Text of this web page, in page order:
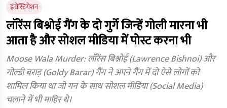
इंवेस्टिगेशन
लॉरेंस बिश्नोई गैंग के दो गुर्गे जिन्हें गोली मारना भी
आता है और सोशल मीडिया में पोस्ट करना भी
Moose Wala Murder: लॉरेंस बिश्नोई (Lawrence Bishnoi) और
गोल्डी बराड़ (Goldy Barar) गैंग ने अपने गैंग में दो ऐसे लोगों को
शामिल किया था जो गन के साथ सोशल मीडिया (Social Media)
चलाने में भी माहिर थे।